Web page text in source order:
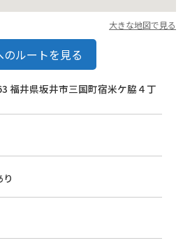
大きな地図で見る
のルートを見る
福井県坂井市三国町宿米ケ脇４丁